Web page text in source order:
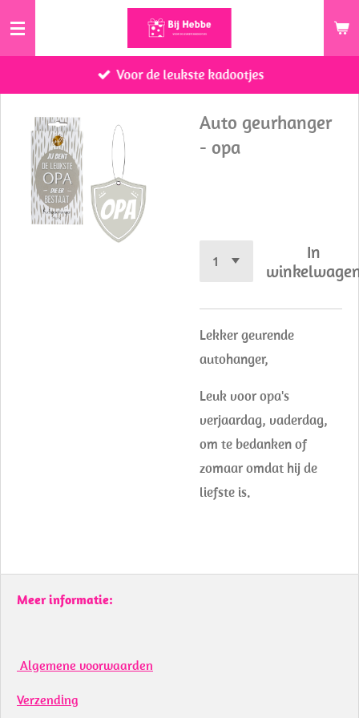
Ga
de
hoofdinhoud
Voor de leukste kadootjes
Auto geurhanger
- opa
In
Lekker geurende
autohanger,
Leuk voor opa's
verjaardag, vaderdag,
om te bedanken of
zomaar omdat hij de
liefste is.
Meer informatie:
Algemene voorwaarden
Verzending